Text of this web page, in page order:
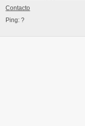
Contacto
Ping:?